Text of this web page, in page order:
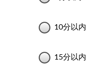
10分以内
15分以内